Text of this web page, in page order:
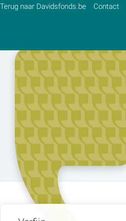
Terug naar Davidsfonds.be Contact
Zoeken